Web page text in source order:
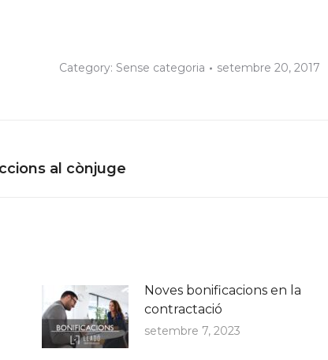
Category: Sense categoria setembre 20, 2017
al cònjuge
Noves bonificacions en la
contractació
setembre 7, 2023